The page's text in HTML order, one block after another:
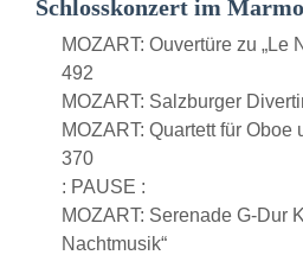
Schlosskonzert im
MOZART: Ouvertüre zu „Le
492
MOZART: Salzburger
MOZART: Quartett für
370
: PAUSE :
MOZART: Serenade G-Dur
Nachtmusik“